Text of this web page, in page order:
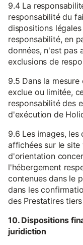
9.4 La
responsabilité du
dispositions
responsabilité, en
données, n'est pas
exclusions de
9.5 Dans la
exclue ou limitée,
responsabilité des
d'exécution de
9.6 Les images,
affichées sur le
d'orientation
l'hébergement
contenues dans le
dans les
des Prestatires
10. Dispositions
juridiction